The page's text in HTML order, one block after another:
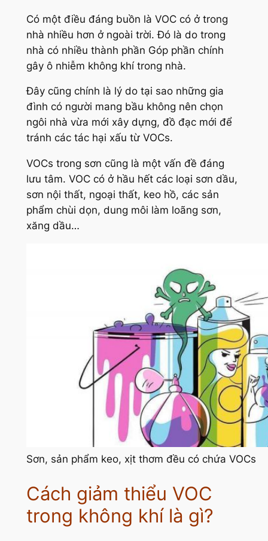
Có một điều đáng buồn là VOC có ở trong
nhà nhiều hơn ở ngoài trời. Đó là do trong
nhà có nhiều thành phần Góp phần chính
gây ô nhiễm không khí trong nhà.
Đây cũng chính là lý do tại sao những gia
đình có người mang bầu không nên chọn
ngôi nhà vừa mới xây dựng, đồ đạc mới để
tránh các tác hại xấu từ VOCs.
VOCs trong sơn cũng là một vấn đề đáng
lưu tâm. VOC có ở hầu hết các loại sơn dầu,
sơn nội thất, ngoại thất, keo hồ, các sản
phẩm chùi dọn, dung môi làm loãng sơn,
xăng dầu…
Sơn, sản phẩm keo, xịt thơm đều có chứa VOCs
Cách giảm thiểu VOC
trong không khí là gì?